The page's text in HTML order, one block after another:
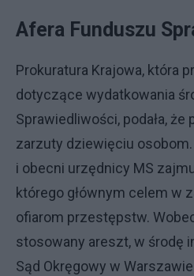
Afera Funduszu
Prokuratura Krajowa, która
dotyczące wydatkowania
Sprawiedliwości, podała,
zarzuty dziewięciu
i obecni urzędnicy MS
którego głównym celem w
ofiarom przestępstw.
stosowany areszt, w środę
Sąd Okręgowy w